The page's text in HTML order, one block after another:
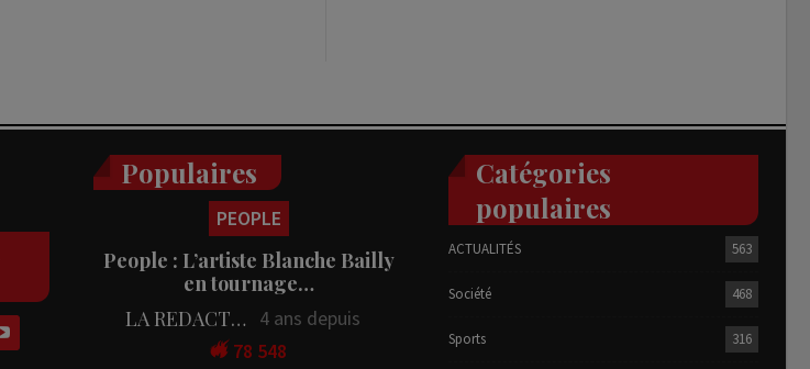
Populaires
PEOPLE
People : L’artiste Blanche Bailly
en tournage…
LA REDACTION
4 ans depuis
78 548
Catégories
populaires
ACTUALITÉS 563
Société 468
Sports 316